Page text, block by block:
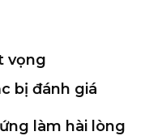
vọng
bị đánh giá
làm hài lòng